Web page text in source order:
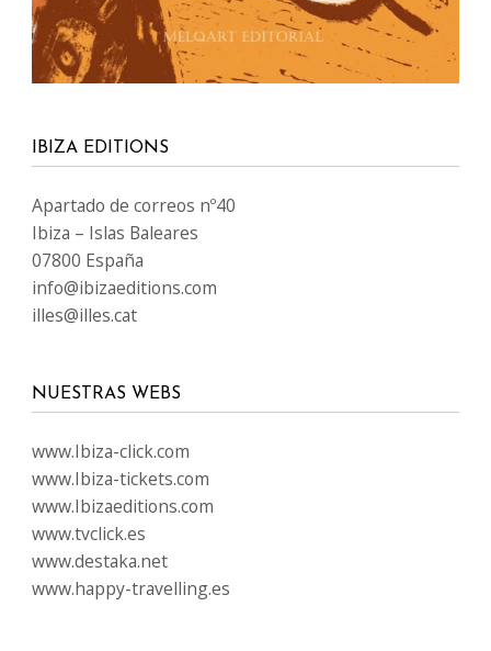
IBIZA EDITIONS
Apartado de correos nº40
Ibiza – Islas Baleares
07800 España
info@ibizaeditions.com
illes@illes.cat
NUESTRAS WEBS
www.Ibiza-click.com
www.Ibiza-tickets.com
www.Ibizaeditions.com
www.tvclick.es
www.destaka.net
www.happy-travelling.es